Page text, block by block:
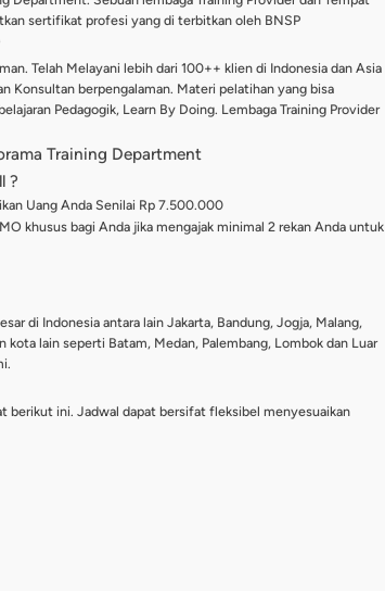
sertifikat profesi yang di terbitkan oleh BNSP
Telah Melayani lebih dari 100++ klien di Indonesia dan Asia
Konsultan berpengalaman. Materi pelatihan yang bisa
Pedagogik, Learn By Doing. Lembaga Training Provider
Training Department
?
Uang Anda Senilai Rp 7.500.000
khusus bagi Anda jika mengajak minimal 2 rekan Anda untuk
di Indonesia antara lain Jakarta, Bandung, Jogja, Malang,
kota lain seperti Batam, Medan, Palembang, Lombok dan Luar
berikut ini. Jadwal dapat bersifat fleksibel menyesuaikan